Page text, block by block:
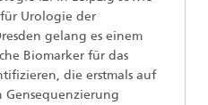
Urologie der
gelang es einem
Biomarker für das
die erstmals auf